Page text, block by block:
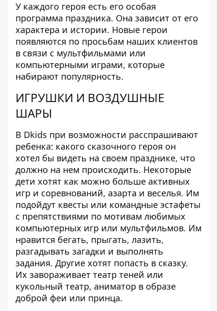
У каждого героя есть его особая
программа праздника. Она зависит от его
характера и истории. Новые герои
появляются по просьбам наших клиентов
в связи с мультфильмами или
компьютерными играми, которые
набирают популярность.
ИГРУШКИ И ВОЗДУШНЫЕ
ШАРЫ
В Dkids при возможности расспрашивают
ребенка: какого сказочного героя он
хотел бы видеть на своем празднике, что
должно на нем происходить. Некоторые
дети хотят как можно больше активных
игр и соревнований, азарта и веселья. Им
подойдут квесты или командные эстафеты
с препятствиями по мотивам любимых
компьютерных игр или мультфильмов. Им
нравится бегать, прыгать, лазить,
разгадывать загадки и выполнять
задания. Другие хотят попасть в сказку.
Их завораживает театр теней или
кукольный театр, аниматор в образе
доброй феи или принца.